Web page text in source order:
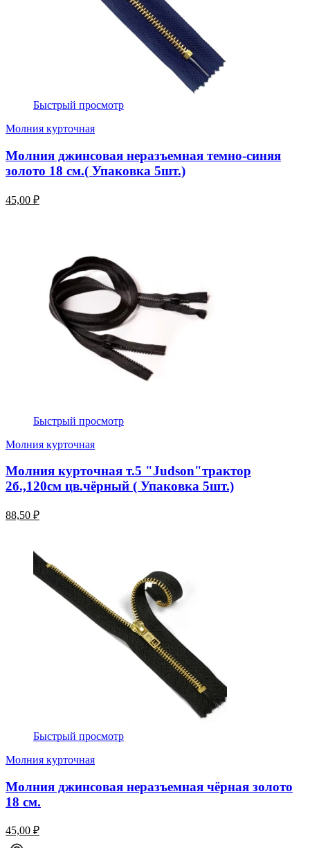
Быстрый просмотр
Молния курточная
Молния джинсовая неразъемная темно-синяя
золото 18 см.( Упаковка 5шт.)
45,00 ₽
Быстрый просмотр
Молния курточная
Молния курточная т.5 "Judson"трактор
2б.,120см цв.чёрный ( Упаковка 5шт.)
88,50 ₽
Быстрый просмотр
Молния курточная
Молния джинсовая неразъемная чёрная золото
18 см.
45,00 ₽